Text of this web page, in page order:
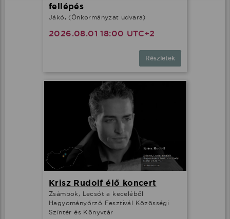
fellépés
Jákó, (Önkormányzat udvara)
2026.08.01 18:00 UTC+2
Részletek
Krisz Rudolf élő koncert
Zsámbok, Lecsót a keceléből
Hagyományőrző Fesztivál Közösségi
Színtér és Könyvtár